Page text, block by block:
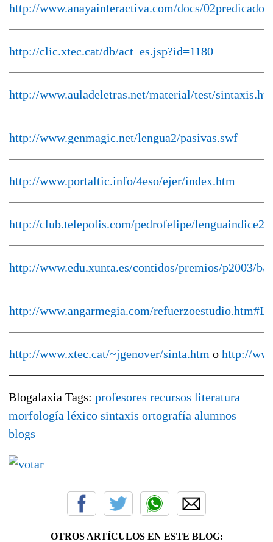
http://www.anayainteractiva.com/docs/
http://clic.xtec.cat/db/act_es.jsp?id=1180
http://www.auladeletras.net/material/test/
http://www.genmagic.net/lengua2/pasivas.swf
http://www.portaltic.info/4eso/ejer/index.htm
http://club.telepolis.com/pedrofelipe/
http://www.edu.xunta.es/contidos/premios/p2003/
http://www.angarmegia.com/
http://www.xtec.cat/~jgenover/sinta.htm o http://
Blogalaxia Tags: profesores recursos literatura
morfología léxico sintaxis ortografía alumnos
blogs
OTROS ARTÍCULOS EN ESTE BLOG: